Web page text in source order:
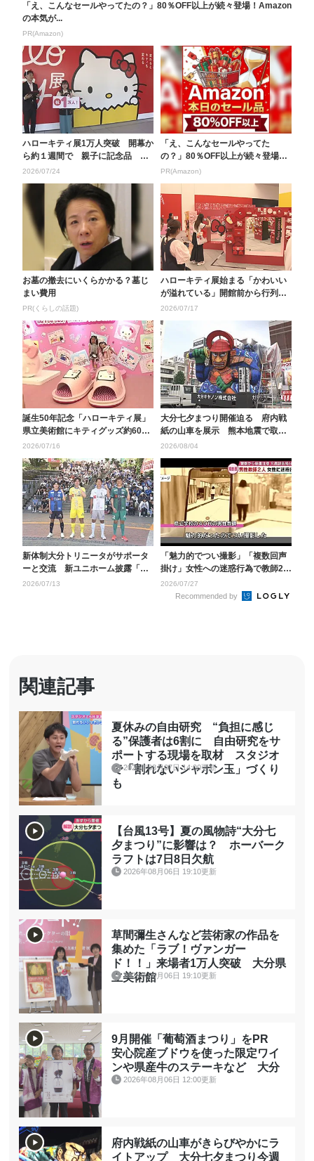
「え、こんなセールやってたの？」80％OFF以上が続々登場！Amazon
の本気が...
PR(Amazon)
ハローキティ展1万人突破 開幕か
ら約１週間で 親子に記念品 大
分県立美術館
2026/07/24
「え、こんなセールやってた
の？」80％OFF以上が続々登場！
Amazonの本気が...
PR(Amazon)
お墓の撤去にいくらかかる？墓じ
まい費用
PR(くらしの話題)
ハローキティ展始まる「かわいい
が溢れている」開館前から行列
大分県立美術館で9月...
2026/07/17
誕生50年記念「ハローキティ展」
県立美術館にキティグッズ約600
点並ぶ 懐かしの...
2026/07/16
大分七夕まつり開催迫る 府内戦
紙の山車を展示 熊本地震で取り
やめる企業も 大分
2026/08/04
新体制大分トリニータがサポータ
ーと交流 新ユニホーム披露「上
は見すぎずに一歩一歩...
2026/07/13
「魅力的でつい撮影」「複数回声
掛け」女性への迷惑行為で教師2人
が警察から厳重注意...
2026/07/27
Recommended by
関連記事
夏休みの自由研究 “負担に感じ
る”保護者は6割に 自由研究をサ
ポートする現場を取材 スタジオ
で「割れないシャボン玉」づくり
も
2026年08月07日 14:00更新
【台風13号】夏の風物詩“大分七
夕まつり”に影響は？ ホーバーク
ラフトは7日8日欠航
2026年08月06日 19:10更新
草間彌生さんなど芸術家の作品を
集めた「ラブ！ヴァンガー
ド！！」来場者1万人突破 大分県
立美術館
2026年08月06日 19:10更新
9月開催「葡萄酒まつり」をPR
安心院産ブドウを使った限定ワイ
ンや県産牛のステーキなど 大分
2026年08月06日 12:00更新
府内戦紙の山車がきらびやかにラ
イトアップ 大分七夕まつり今週